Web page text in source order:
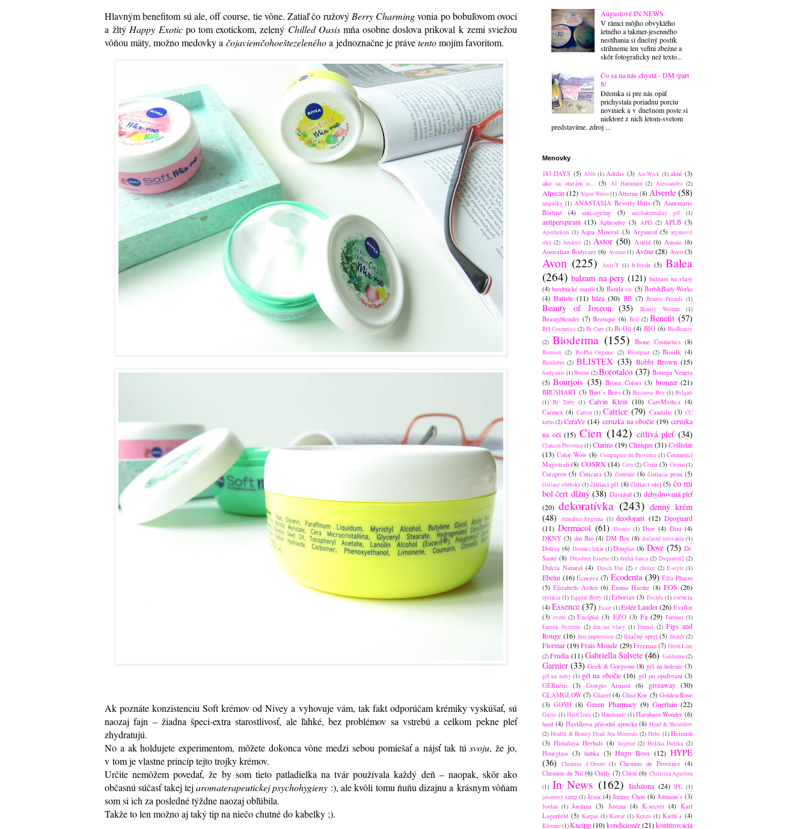
Hlavným benefitom sú ale, off course, tie vône. Zatiaľ čo ružový Berry Charmingvonia po bobuľovom ovocí
a žltý Happy Exoticpo tom exotickom, zelený Chilled Oasismňa osobne doslova prikoval k zemi sviežou
vôňou mäty, možno medovky a čojaviemčohoeštezelenéhoa jednoznačne je právetentomojím favoritom.
Ak poznáte konzistenciu Soft krémov od Nivey a vyhovuje vám, tak fakt odporúčam krémiky vyskúšať, sú
naozaj fajn – žiadna špeci-extra starostlivosť, ale ľahké, bez problémov sa vstrebú a celkom pekne pleť
zhydratujú.
No a ak holdujete experimentom, môžete dokonca vône medzi sebou pomiešať a nájsť tak túsvoju, že jo,
v tom je vlastne princíp tejto trojky krémov.
Určite nemôžem povedať, že by som tieto patladielka na tvár používala každý deň – naopak, skôr ako
občasnú súčasť takej tejaromaterapeutickej psychohygieny :), ale kvôli tomu ňuňu dizajnu a krásnym vôňam
som si ich za posledné týždne naozaj obľúbila.
Takže to len možno aj taký tip na niečo chutné do kabelky ;).
Augustové IN NEWS
V rámci môjho obvyklého
letného a takmer-jesenného
nestíhania si dnešný postík
strihneme len veľmi zbežne a
skôr fotograficky než texto...
Čo sa na nás chystá - DM /part
8/
Déemka si pre nás opäť
prichystala poriadnu porciu
noviniek a v dnešnom poste si
niektoré z nich letom-svetom
predstavíme. zdroj ...
Menovky
183 DAYS (5) Abib (1) Adidas (3) Air Wick (1) akné (3)
ako sa starám o...
(5) Al Haramain (2) Alessandro (2)
Alpecin (12) Alpin Weiss(1) Alterna (8) Alverde (58)
ampulky (1) ANASTASIA Beverly Hills (7) Annemarie
Börlind
(4) anti-ageing (5) antibakteriálny gél (1)
antiperspirant (13) Aphrodite (3) APIS (2) APLB (3)
Apothekers (1) Aqua Mineral (3) Arganeol (5) arganový
olej (2) Artdeco (2) Astor (50) Astrid (6) Aussie (6)
Australian Bodycare (6) Aveeno(1) Avéne (28) Aveo (3)
Avon (225) Axis-Y (1) b.fresh (5) Balea
(264) balzam na pery (121) balzam na vlasy
(4) bambucké maslo (3) Banila co. (5) Bath&Body Works
(4) Batiste (11) báza (30) BB (7) Beauty Friends (1)
Beauty of Joseon (35) Beauty Woman (1)
Beautyblender (7) Beetique (6) Bell (2) Benefit (57)
BH Cosmetics (2) Bi Care (1) Bi-Oil (4) BIO (6) BioBeauty
(2) Bioderma (155) Bione Cosmetics (8)
Bionsen (2) BioPha Organic (2) Biorepair (2) Biosilk (4)
Biotherm (2) BLISTEX (33) Bobbi Brown (15)
bodymist (1)Boemi (2)Borotalco (37) Bottega Veneta
(5) Bourjois (35) Bronx Colors (3) bronzer (21)
BRUSHART (3) Burt´s Bees (3) Business Boy (1) Bvlgari
(1) By Terry (1) Calvin Klein (10) CareMedica (4)
Carmex (4) Cartier (1) Catrice (79) Caudalie (3) CC
krém (2) CeraVe (14) ceruzka na obočie (19) ceruzka
na oči (15) Cien (142) citlivá pleť (34)
Clara en Provence(1) Clarins (19) Clinique (31)Collistar
(13) Color Wow (8) Compagnie de Provence (1) Cosmetici
Magistrali (8) COSRX (14) Coty(2) Coxir (3) Croma(1)
Curaprox (5) Cuticura (3) čistenie (8) čistiaca pena (5)
čistiace obrúsky(1) čistiaci gél (8) čistiaci olej (5) čo mi
bol čert dlžný (38) Davidoff (3) dehydrovaná pleť
(20) dekoratívka (243) denný krém
(48)
dentálna hygiena (1) deodorant (12) Deoguard
(11) Dermacol (61) Dionis (1) Dior (4) Dixi (4)
DKNY (3) dm Bio (4) DM Box (8) dočasné tetovanie (1)
Doliva (6) Domáci lekár (1) Douglas (8) Dove (75) Dr.
Santé (8) Dresdner Essenz (1) druhá šanca (2) Dsquared2 (2)
Dulcia Natural (4) Dusch Das (2) e choice (2) E-style (1)
Ebelin (16) Ecocera (7) Ecodenta (39) Elfa Pharm
(5) Elizabeth Arden (6) Emma Hardie (8) EOS (26)
epilácia (1) Eqqual Berry (1) Erborian (3) Escada (1) esencia
(4) Essence (37) Essie (1)Estée Lauder (26) Evaflor
(3) event (2) Excipial (3) EZO (3) Fa (29) Farmasi (1)
Farouk Systems (2) fén na vlasy (1) Fennel (2) Figs and
Rouge (16) first impression (2) fixačný sprej (5) fixatér (2)
Flormar(19) Frais Monde (29) Freeman (7) Fresh Line
(2)Frudia (11) Gabriella Salvete (46) Galderma(2)
Garnier (33) Geek & Gorgeous (8) gél na holenie (3)
gél na nohy (1) gél na obočie (16) gél po opaľovaní (3)
GERnétic (3) Giorgio Armani (6) giveaway (30)
GLAMGLOW (7) Glazel (4) Gliss Kur (5) Golden Rose
(3) GOSH (8) Green Pharmacy (9) Guerlain (22)
Guess (1) HairClinic (2) Handmade (1) Haruharu Wonder (6)
haul (4) Havlíkova přírodní apoteka (8) Head & Shoulders
(2) Health & Beauty Dead Sea Minerals (2) Hebe (1) Heimish
(3) Himalaya Herbals (4) hojenie (2) Holika Holika (2)
Hourglass (3) hubka (3) Hugo Boss (12) HYPE
(36)
Chemins d´Orient (1) Chemins de Provence (4)
Chemins du Nil (6) Chilly (7) Chloé (6) Christina Aguilera
(1) In News (162) Indulona (24) IPL (1)
javorový sirup (1) Jessa (4) Jimmy Choo (8) Johnson´s (3)
Jordan (1) Jordana (3) Juvena (4) K-secret (4) Karl
Lagerfeld (5) Karpaz (1) Kawar (1) Kenzo (1) Kiehl´s (4)
Klorane(1)Kneipp(10)kondicionér(21)kontúrovacia